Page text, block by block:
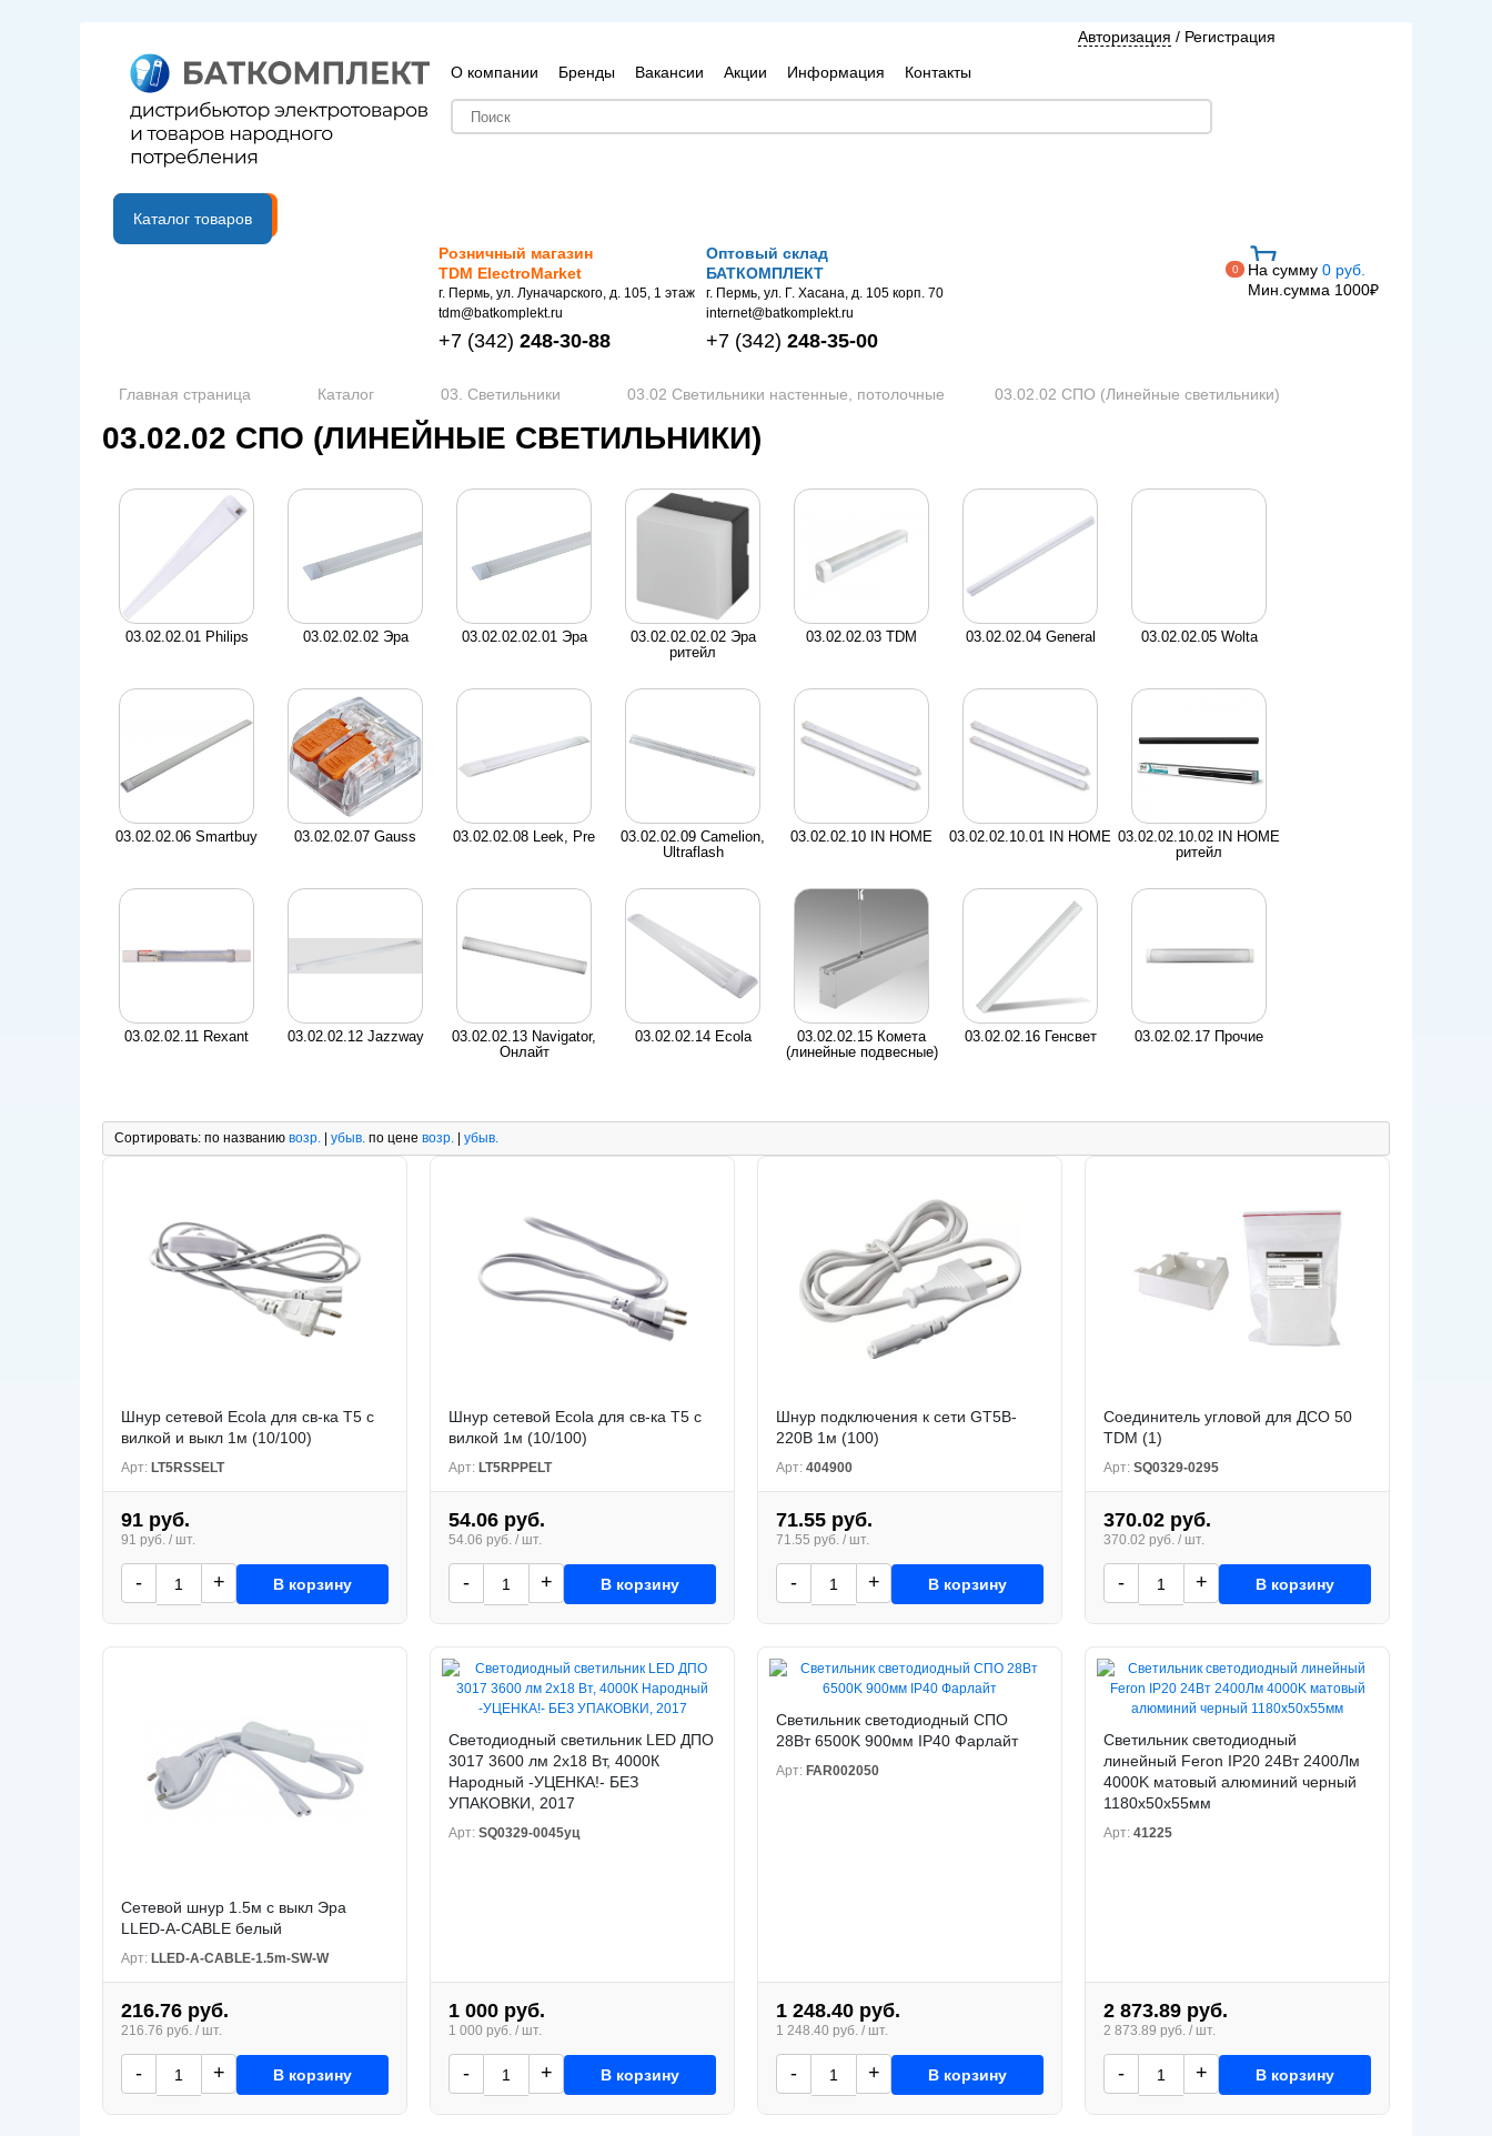
О компании Бренды Вакансии Акции Информация Контакты
Авторизация / Регистрация
B2B портал
Каталог товаров
Розничный магазин
TDM ElectroMarket
г. Пермь, ул. Луначарского, д. 105, 1 этаж
tdm@batkomplekt.ru
+7 (342) 248-30-88
Оптовый склад
БАТКОМПЛЕКТ
г. Пермь, ул. Г. Хасана, д. 105 корп. 70
internet@batkomplekt.ru
+7 (342) 248-35-00
0 На сумму 0 руб.
Мин.сумма 1000₽
Главная страница Каталог 03. Светильники 03.02 Светильники настенные, потолочные 03.02.02 СПО (Линейные светильники)
03.02.02 СПО (ЛИНЕЙНЫЕ СВЕТИЛЬНИКИ)
03.02.02.01 Philips 03.02.02.02 Эра 03.02.02.02.01 Эра
03.02.02.02.02 Эра
ритейл
03.02.02.03 TDM 03.02.02.04 General 03.02.02.05 Wolta
03.02.02.06 Smartbuy 03.02.02.07 Gauss 03.02.02.08 Leek, Pre
03.02.02.09 Camelion,
Ultraflash
03.02.02.10 IN HOME 03.02.02.10.01 IN HOME 03.02.02.10.02 IN HOME
ритейл
03.02.02.11 Rexant 03.02.02.12 Jazzway
03.02.02.13 Navigator,
Онлайт
03.02.02.14 Ecola
03.02.02.15 Комета
(линейные подвесные)
03.02.02.16 Генсвет 03.02.02.17 Прочие
Сортировать: по названию возр. | убыв. по цене возр. | убыв.
Шнур сетевой Ecola для св-ка T5 с
вилкой и выкл 1м (10/100)
Арт: LT5RSSELT
91 руб.
91 руб. / шт.
- + В корзину
Шнур сетевой Ecola для св-ка T5 с
вилкой 1м (10/100)
Арт: LT5RPPELT
54.06 руб.
54.06 руб. / шт.
- + В корзину
Шнур подключения к сети GT5B-
220В 1м (100)
Арт: 404900
71.55 руб.
71.55 руб. / шт.
- + В корзину
Соединитель угловой для ДСО 50
TDM (1)
Арт: SQ0329-0295
370.02 руб.
370.02 руб. / шт.
- + В корзину
Сетевой шнур 1.5м с выкл Эра
LLED-A-CABLE белый
Арт: LLED-A-CABLE-1.5m-SW-W
216.76 руб.
216.76 руб. / шт.
- + В корзину
Светодиодный светильник LED ДПО
3017 3600 лм 2х18 Вт, 4000К
Народный -УЦЕНКА!- БЕЗ
УПАКОВКИ, 2017
Арт: SQ0329-0045уц
1 000 руб.
1 000 руб. / шт.
- + В корзину
Светильник светодиодный СПО
28Вт 6500K 900мм IP40 Фарлайт
Арт: FAR002050
1 248.40 руб.
1 248.40 руб. / шт.
- + В корзину
Светильник светодиодный
линейный Feron IP20 24Вт 2400Лм
4000K матовый алюминий черный
1180х50х55мм
Арт: 41225
2 873.89 руб.
2 873.89 руб. / шт.
- + В корзину